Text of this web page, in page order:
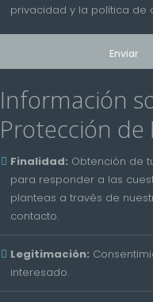
privacidad y la política de
Información
Protección de
Finalidad: Obtención de
para responder a las
planteas a través de
contacto.
Legitimación:
interesado.